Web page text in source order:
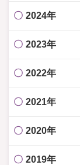
2024年
2023年
2022年
2021年
2020年
2019年